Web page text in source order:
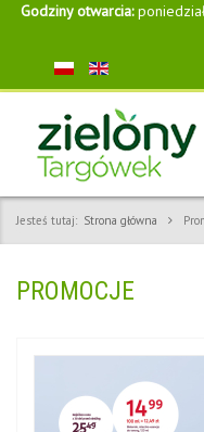
Godziny otwarcia:
Jesteś tutaj: Strona główna
PROMOCJE